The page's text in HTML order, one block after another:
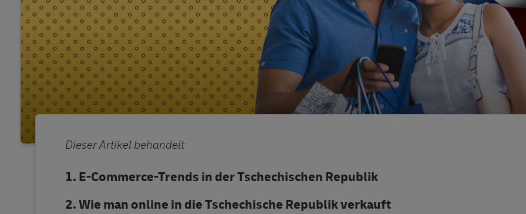
Dieser Artikel behandelt
E-Commerce-Trends in der Tschechischen Republik
Wie man online in die Tschechische Republik verkauft